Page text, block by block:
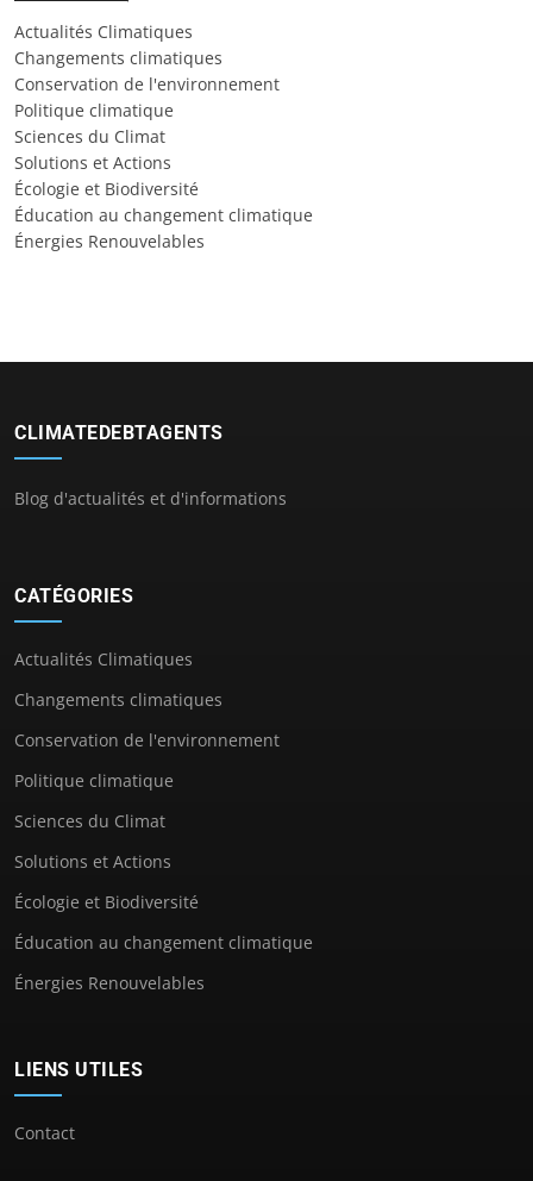
Actualités Climatiques
Changements climatiques
Conservation de l'environnement
Politique climatique
Sciences du Climat
Solutions et Actions
Écologie et Biodiversité
Éducation au changement climatique
Énergies Renouvelables
CLIMATEDEBTAGENTS
Blog d'actualités et d'informations
CATÉGORIES
Actualités Climatiques
Changements climatiques
Conservation de l'environnement
Politique climatique
Sciences du Climat
Solutions et Actions
Écologie et Biodiversité
Éducation au changement climatique
Énergies Renouvelables
LIENS UTILES
Contact